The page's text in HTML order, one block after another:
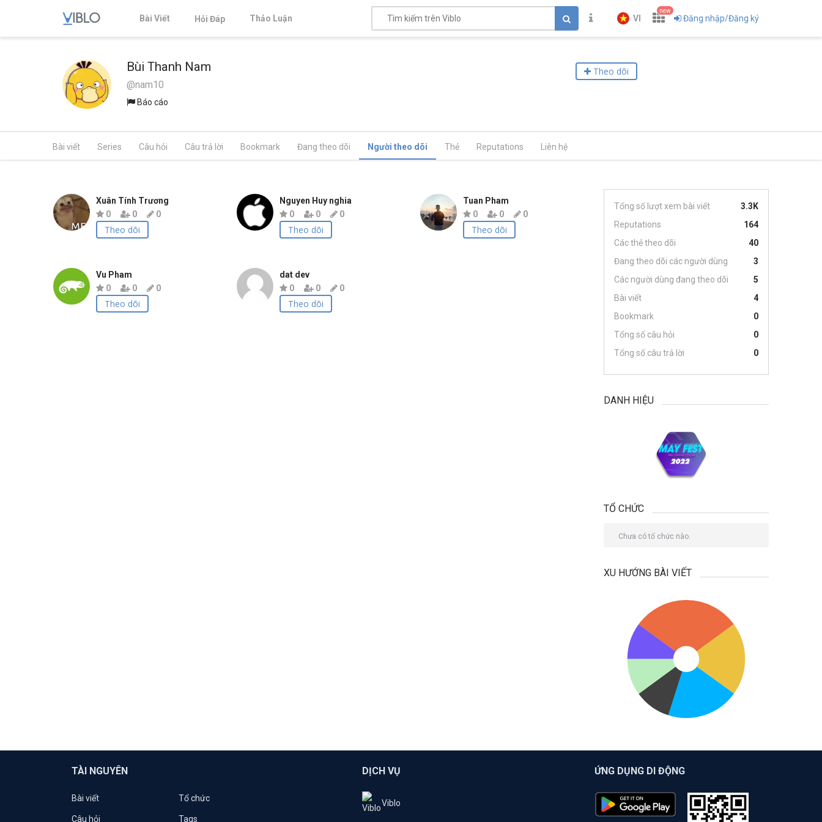
Bài Viết Hỏi Đáp Thảo Luận VI
new
Đăng nhập/Đăng ký
Bùi Thanh Nam
@nam10
Báo cáo
Theo dõi
Bài viết Series Câu hỏi Câu trả lời Bookmark Đang theo dõi Người theo dõi Thẻ Reputations Liên hệ
Xuân Tính Trương
0
0 0
Theo dõi
Nguyen Huy nghia
0
0 0
Theo dõi
Tuan Pham
0
0 0
Theo dõi
Vu Pham
0
0 0
Theo dõi
dat dev
0
0 0
Theo dõi
Tổng số lượt xem bài viết
3.3K
Reputations
164
Các thẻ theo dõi
40
Đang theo dõi các người dùng
3
Các người dùng đang theo dõi
5
Bài viết
4
Bookmark
0
Tổng số câu hỏi
0
Tổng số câu trả lời
0
DANH HIỆU
TỔ CHỨC
Chưa có tổ chức nào.
XU HƯỚNG BÀI VIẾT
TÀI NGUYÊN
Bài viết Tổ chức
Câu hỏi Tags
DỊCH VỤ
Viblo
ỨNG DỤNG DI ĐỘNG